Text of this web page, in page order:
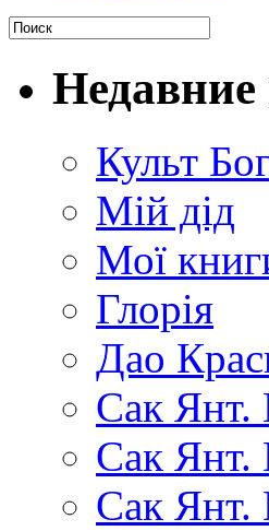
Культ
Мій дід
Мої
Глорія
Дао
Сак Янт.
Сак Янт.
Сак Янт.